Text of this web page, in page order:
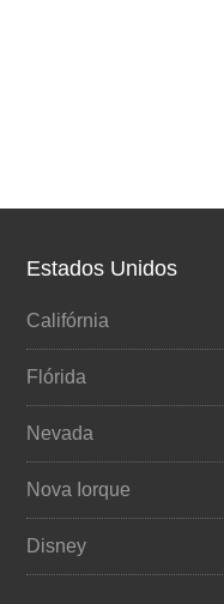
Estados Unidos
Califórnia
Flórida
Nevada
Nova Iorque
Disney